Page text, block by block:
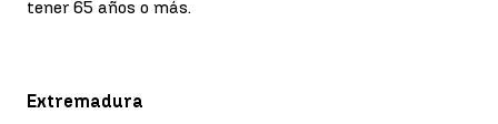
tener 65 años o más.
Extremadura